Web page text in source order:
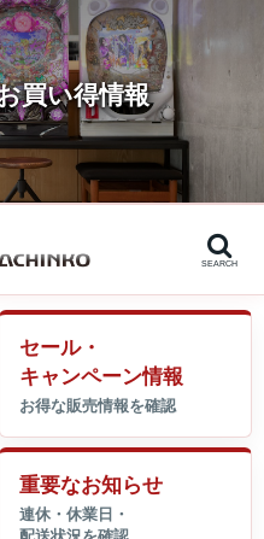
SEARCH
セール・
キャンペーン情報
重要なお知らせ